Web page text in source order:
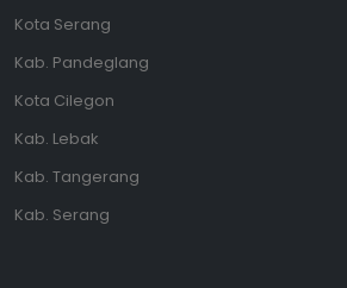
Kota Serang
Kab. Pandeglang
Kota Cilegon
Kab. Lebak
Kab. Tangerang
Kab. Serang